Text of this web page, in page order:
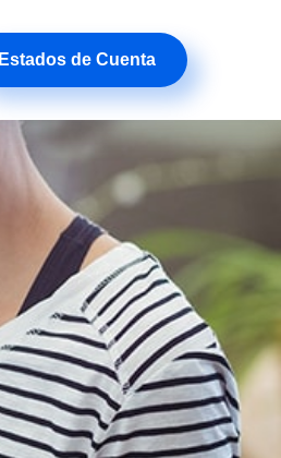
Estados de Cuenta